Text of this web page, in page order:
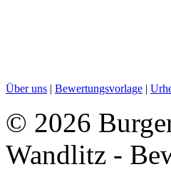
Über uns | Bewertungsvorlage |
© 2026
Wandlitz -